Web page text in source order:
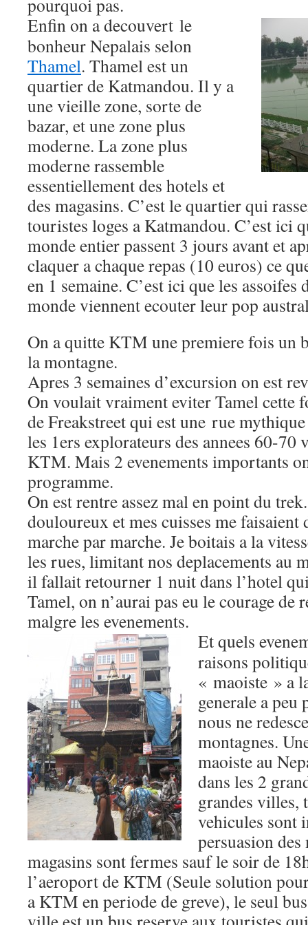
pourquoi pas.
Enfin on a decouvert le
bonheur Nepalais selon
Thamel. Thamel est un
quartier de Katmandou. Il y a
une vieille zone, sorte de
bazar, et une zone plus
moderne. La zone plus
moderne rassemble
essentiellement des hotels et
des magasins. C’est le quartier qui
touristes loges a Katmandou. C’est ici
monde entier passent 3 jours avant et
claquer a chaque repas (10 euros) ce
en 1 semaine. C’est ici que les assoifes
monde viennent ecouter leur pop
On a quitte KTM une premiere fois un
la montagne.
Apres 3 semaines d’excursion on est
On voulait vraiment eviter Tamel cette
de Freakstreet qui est une rue mythique
les 1ers explorateurs des annees 60-
KTM. Mais 2 evenements importants
programme.
On est rentre assez mal en point du
douloureux et mes cuisses me faisaient
marche par marche. Je boitais a la
les rues, limitant nos deplacements au
il fallait retourner 1 nuit dans l’hotel
Tamel, on n’aurai pas eu le courage de
malgre les evenements.
Et quels
raisons
« maoiste » a
generale a peu
nous ne
montagnes.
maoiste au
dans les 2
grandes villes,
vehicules sont
persuasion
magasins sont fermes sauf le soir de
l’aeroport de KTM (Seule solution
a KTM en periode de greve), le seul